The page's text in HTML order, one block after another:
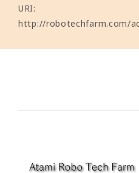
URI:
http://robotechfarm.com/